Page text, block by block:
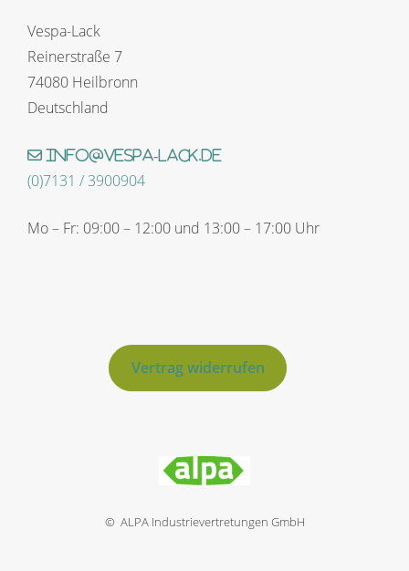
Vespa-Lack
Reinerstraße 7
74080 Heilbronn
Deutschland
info@vespa-lack.de
(0)7131 / 3900904
Mo – Fr: 09:00 – 12:00 und 13:00 – 17:00 Uhr
Vertrag widerrufen
© ALPA Industrievertretungen GmbH